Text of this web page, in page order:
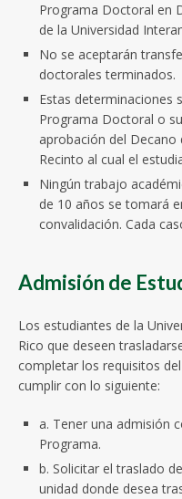
Programa Doctoral en
de la Universidad
No se aceptarán
doctorales terminados.
Estas determinaciones
Programa Doctoral o
aprobación del Decano
Recinto al cual el
Ningún trabajo
de 10 años se tomará
convalidación. Cada
Admisión de
Los estudiantes de la
Rico que deseen
completar los requisitos
cumplir con lo siguiente:
a. Tener una admisión
Programa.
b. Solicitar el traslado
unidad donde desea